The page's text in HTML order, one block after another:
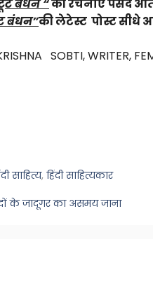
बंधन “की रचनाएँ पसंद
बंधन”की लेटेस्ट पोस्ट
SOBTI, WRITER,
साहित्य, हिंदी साहित्यकार
के जादूगर का असमय जाना